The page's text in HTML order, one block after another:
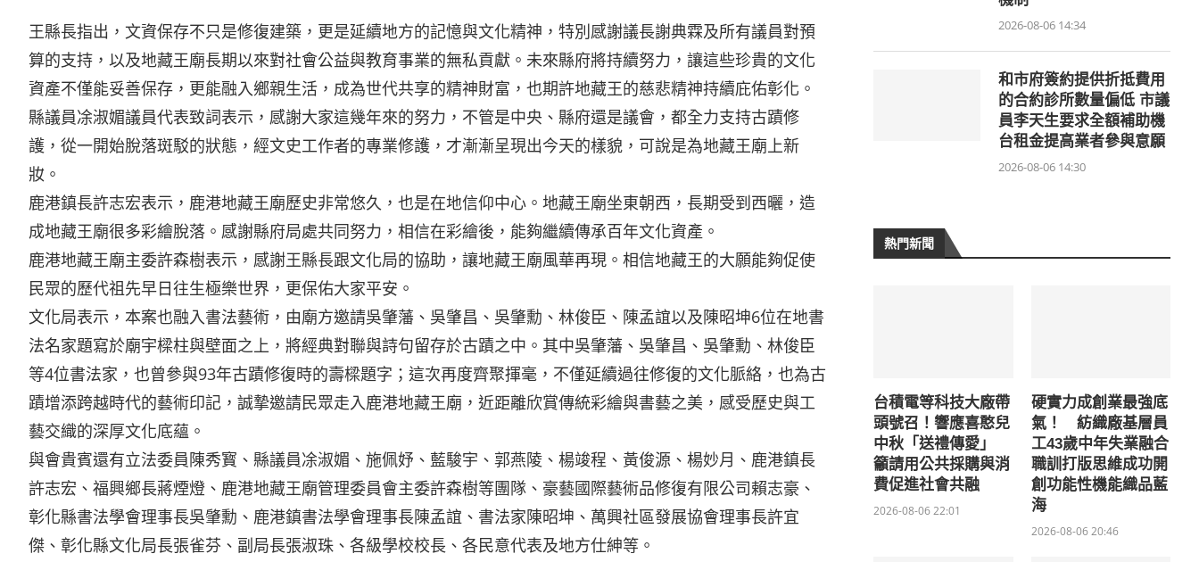
王縣長指出，文資保存不只是修復建築，更是延續地方的記憶與文化精神，特別感謝議長謝典霖及所有議員對預
算的支持，以及地藏王廟長期以來對社會公益與教育事業的無私貢獻。未來縣府將持續努力，讓這些珍貴的文化
資產不僅能妥善保存，更能融入鄉親生活，成為世代共享的精神財富，也期許地藏王的慈悲精神持續庇佑彰化。
縣議員凃淑媚議員代表致詞表示，感謝大家這幾年來的努力，不管是中央、縣府還是議會，都全力支持古蹟修
護，從一開始脫落斑駁的狀態，經文史工作者的專業修護，才漸漸呈現出今天的樣貌，可說是為地藏王廟上新
妝。
鹿港鎮長許志宏表示，鹿港地藏王廟歷史非常悠久，也是在地信仰中心。地藏王廟坐東朝西，長期受到西曬，造
成地藏王廟很多彩繪脫落。感謝縣府局處共同努力，相信在彩繪後，能夠繼續傳承百年文化資產。
鹿港地藏王廟主委許森樹表示，感謝王縣長跟文化局的協助，讓地藏王廟風華再現。相信地藏王的大願能夠促使
民眾的歷代祖先早日往生極樂世界，更保佑大家平安。
文化局表示，本案也融入書法藝術，由廟方邀請吳肇藩、吳肇昌、吳肇勳、林俊臣、陳孟誼以及陳昭坤6位在地書
法名家題寫於廟宇樑柱與壁面之上，將經典對聯與詩句留存於古蹟之中。其中吳肇藩、吳肇昌、吳肇勳、林俊臣
等4位書法家，也曾參與93年古蹟修復時的壽樑題字；這次再度齊聚揮毫，不僅延續過往修復的文化脈絡，也為古
蹟增添跨越時代的藝術印記，誠摯邀請民眾走入鹿港地藏王廟，近距離欣賞傳統彩繪與書藝之美，感受歷史與工
藝交織的深厚文化底蘊。
與會貴賓還有立法委員陳秀寳、縣議員凃淑媚、施佩妤、藍駿宇、郭燕陵、楊竣程、黃俊源、楊妙月、鹿港鎮長
許志宏、福興鄉長蔣煙燈、鹿港地藏王廟管理委員會主委許森樹等團隊、豪藝國際藝術品修復有限公司賴志豪、
彰化縣書法學會理事長吳肇勳、鹿港鎮書法學會理事長陳孟誼、書法家陳昭坤、萬興社區發展協會理事長許宜
傑、彰化縣文化局長張雀芬、副局長張淑珠、各級學校校長、各民意代表及地方仕紳等。
2026-08-06 14:34
和市府簽約提供折抵費用
的合約診所數量偏低 市議
員李天生要求全額補助機
台租金提高業者參與意願
2026-08-06 14:30
熱門新聞
台積電等科技大廠帶
頭號召！響應喜憨兒
中秋「送禮傳愛」
籲請用公共採購與消
費促進社會共融
2026-08-06 22:01
硬實力成創業最強底
氣！ 紡織廠基層員
工43歲中年失業融合
職訓打版思維成功開
創功能性機能織品藍
海
2026-08-06 20:46